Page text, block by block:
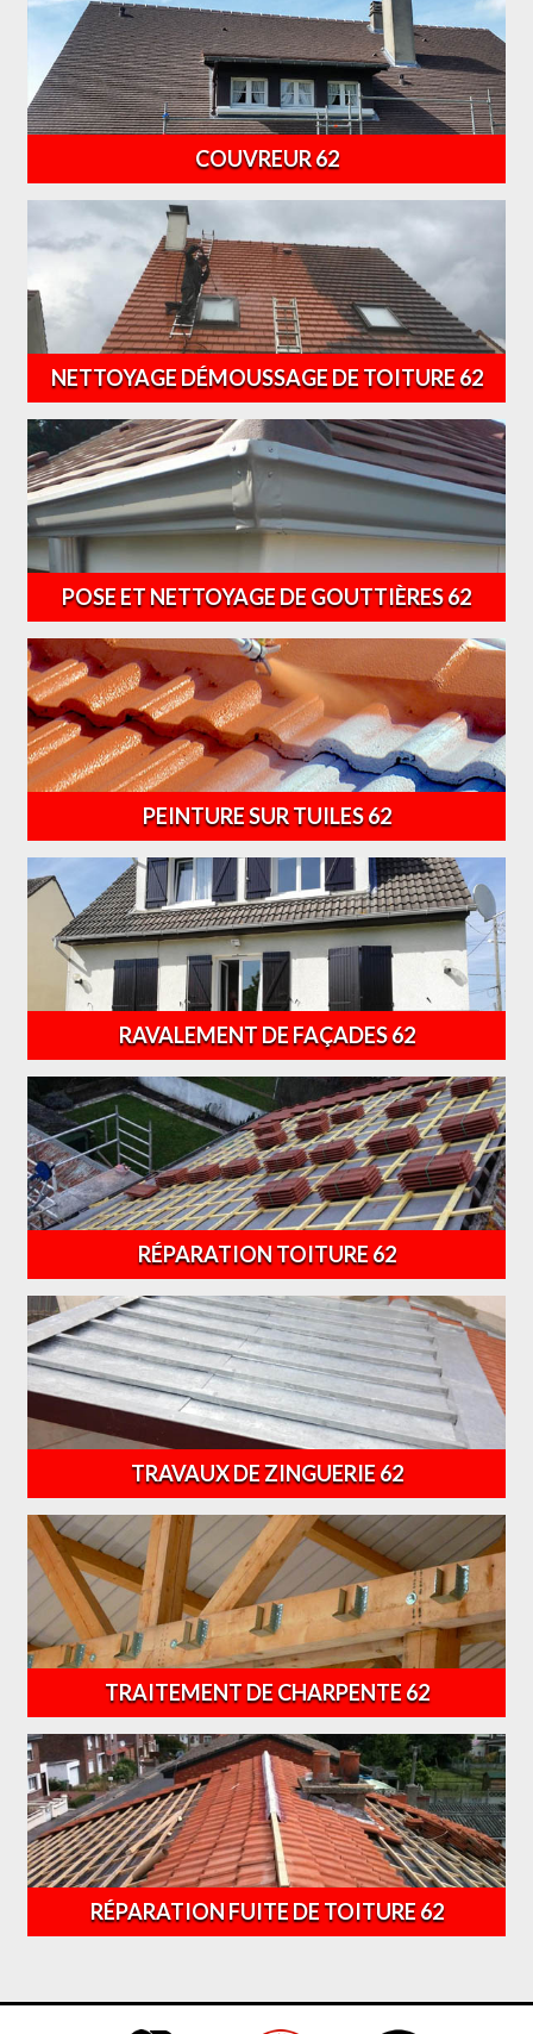
COUVREUR 62
NETTOYAGE DÉMOUSSAGE DE TOITURE 62
POSE ET NETTOYAGE DE GOUTTIÈRES 62
PEINTURE SUR TUILES 62
RAVALEMENT DE FAÇADES 62
RÉPARATION TOITURE 62
TRAVAUX DE ZINGUERIE 62
TRAITEMENT DE CHARPENTE 62
RÉPARATION FUITE DE TOITURE 62